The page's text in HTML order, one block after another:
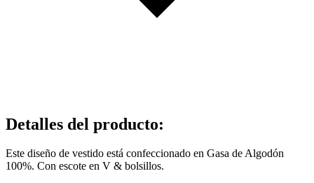
Detalles del producto:
Este diseño de vestido está confeccionado en Gasa de Algodón
100%. Con escote en V & bolsillos.